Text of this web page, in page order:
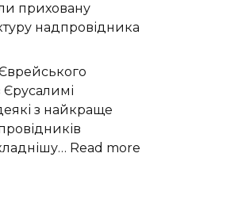
накриють
приховану
надпровідника
Єрусалимі
з найкраще
Read more